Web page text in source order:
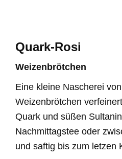
Quark-Rosi
Weizenbrötchen
Eine kleine Nascherei
Weizenbrötchen
Quark und süßen
Nachmittagstee oder
und saftig bis zum letzen